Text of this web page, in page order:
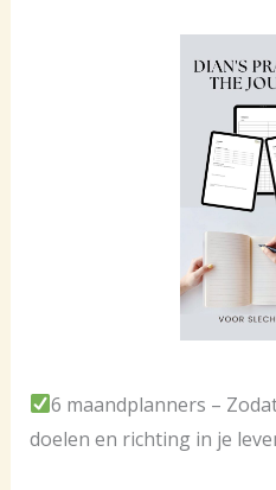
6 maandplanners –
doelen en richting in je